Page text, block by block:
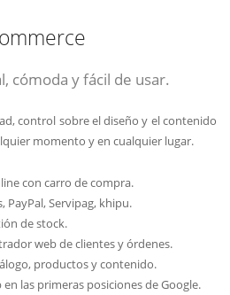
cómoda y fácil de usar.
control sobre el diseño y el contenido
momento y en cualquier lugar.
con carro de compra.
PayPal, Servipag, khipu.
de stock.
web de clientes y órdenes.
productos y contenido.
las primeras posiciones de Google.